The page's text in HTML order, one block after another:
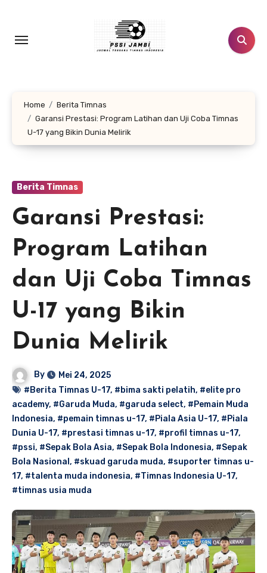
konten
Home
Berita Timnas
Garansi Prestasi: Program Latihan dan Uji Coba Timnas
U-17 yang Bikin Dunia Melirik
Berita Timnas
Garansi Prestasi:
Program Latihan
dan Uji Coba Timnas
U-17 yang Bikin
Dunia Melirik
By
Mei 24, 2025
#Berita Timnas U-17, #bima sakti pelatih, #elite pro
academy, #Garuda Muda, #garuda select, #Pemain Muda
Indonesia, #pemain timnas u-17, #Piala Asia U-17, #Piala
Dunia U-17, #prestasi timnas u-17, #profil timnas u-17,
#pssi, #Sepak Bola Asia, #Sepak Bola Indonesia, #Sepak
Bola Nasional , #skuad garuda muda, #suporter timnas u-
17, #talenta muda indonesia, #Timnas Indonesia U-17,
#timnas usia muda